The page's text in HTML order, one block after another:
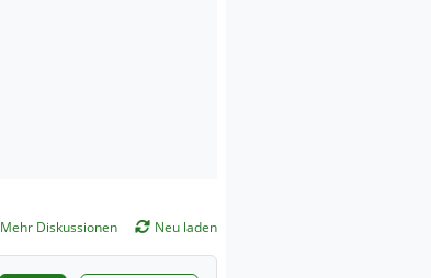
Mehr Diskussionen Neu laden